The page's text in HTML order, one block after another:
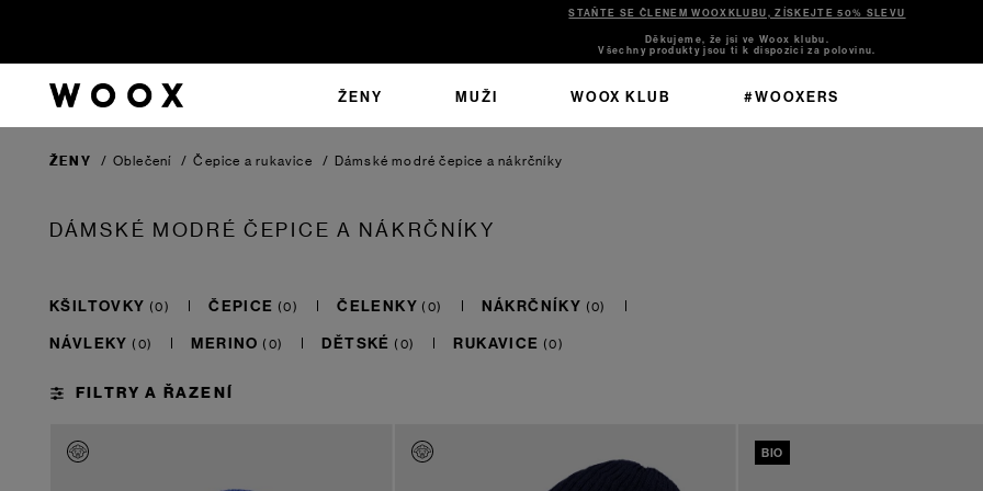
STAŇTE SE ČLENEM WOOXKLUBU, ZÍSKEJTE 50% SLEVU
Děkujeme, že jsi ve Woox klubu.
Všechny produkty jsou ti k dispozici za polovinu.
ŽENY MUŽI WOOX KLUB #WOOXERS
ŽENY / Oblečení / Čepice a rukavice / Dámské modré čepice a nákrčníky
DÁMSKÉ MODRÉ ČEPICE A NÁKRČNÍKY
KŠILTOVKY ČEPICE ČELENKY
NÁKRČNÍKY
NÁVLEKY
MERINO DĚTSKÉ RUKAVICE
BIO